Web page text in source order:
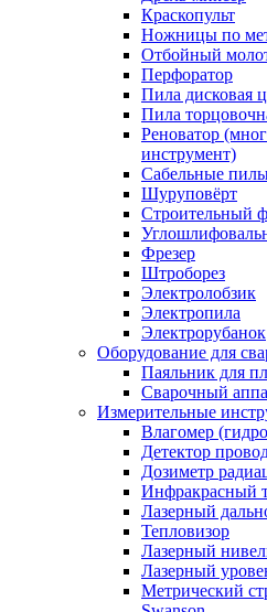
Краскопульт
Ножницы по
Отбойный
Перфоратор
Пила дисковая
Пила
Реноватор
инструмент)
Сабельные
Шуруповёрт
Строительный
Фрезер
Штроборез
Электролобзик
Электропила
Электрорубанок
Оборудование для
Паяльник для
Сварочный
Измерительные
Влагомер
Детектор
Дозиметр
Инфракрасный
Лазерный
Тепловизор
Лазерный
Лазерный
Метрический